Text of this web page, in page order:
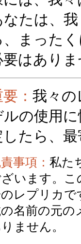
なたは、
、まった
要はあり
： 我々の
ルの使用
したら、
事項： 私た
ざいます。こ
レプリカで
名前の元の
ません。